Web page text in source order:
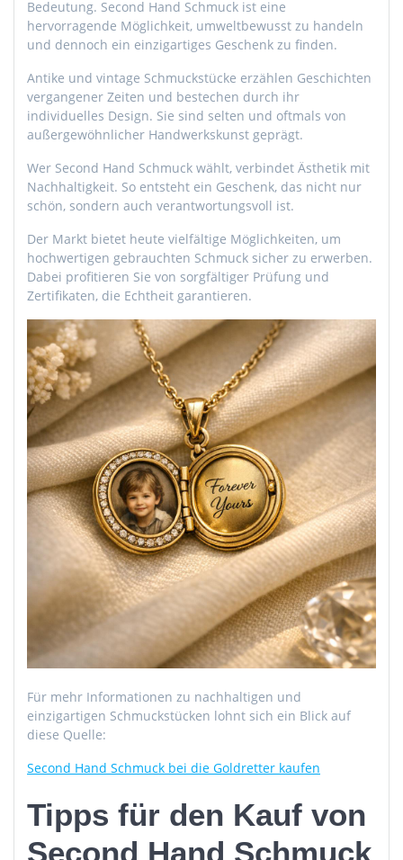
Bedeutung. Second Hand Schmuck ist eine
hervorragende Möglichkeit, umweltbewusst zu handeln
und dennoch ein einzigartiges Geschenk zu finden.
Antike und vintage Schmuckstücke erzählen Geschichten
vergangener Zeiten und bestechen durch ihr
individuelles Design. Sie sind selten und oftmals von
außergewöhnlicher Handwerkskunst geprägt.
Wer Second Hand Schmuck wählt, verbindet Ästhetik mit
Nachhaltigkeit. So entsteht ein Geschenk, das nicht nur
schön, sondern auch verantwortungsvoll ist.
Der Markt bietet heute vielfältige Möglichkeiten, um
hochwertigen gebrauchten Schmuck sicher zu erwerben.
Dabei profitieren Sie von sorgfältiger Prüfung und
Zertifikaten, die Echtheit garantieren.
Für mehr Informationen zu nachhaltigen und
einzigartigen Schmuckstücken lohnt sich ein Blick auf
diese Quelle:
Second Hand Schmuck bei die Goldretter kaufen
Tipps für den Kauf von
Second Hand Schmuck